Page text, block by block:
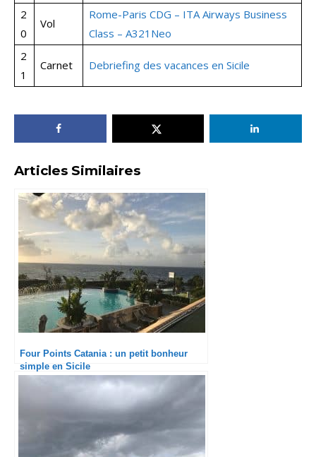
2
0
Vol
Rome-Paris CDG – ITA Airways Business
Class – A321Neo
2
1
Carnet Debriefing des vacances en Sicile
Articles Similaires
Four Points Catania : un petit bonheur
simple en Sicile